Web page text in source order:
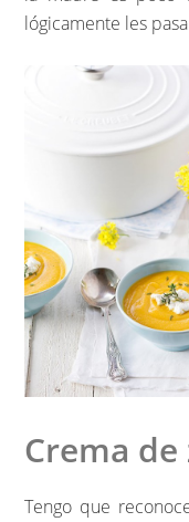
lógicamente les
Crema
Tengo que